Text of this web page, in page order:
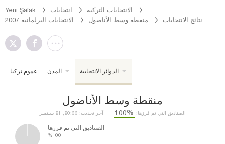
Yeni Şafak انتخابات
الانتخابات التركية
الانتخابات البرلمانية 2007
منقطة وسط الأناضول نتائج الانتخابات
عموم تركيا المدن الدوائر الانتخابية
منقطة وسط الأناضول
آخر تحديث: 20:33, 21 سبتمبر الصناديق التي تم فرزها: %100
الصناديق التي تم فرزها
%100